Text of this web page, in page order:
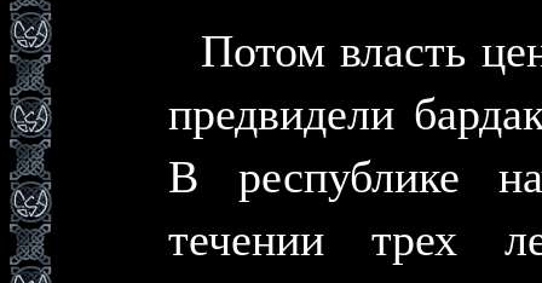
Потом власть
предвидели
В республике
течении трех